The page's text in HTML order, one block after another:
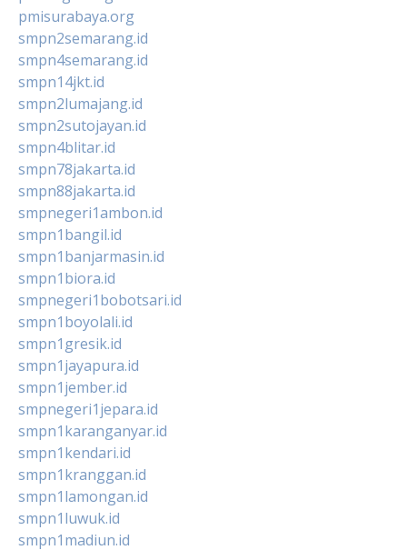
pmisurabaya.org
smpn2semarang.id
smpn4semarang.id
smpn14jkt.id
smpn2lumajang.id
smpn2sutojayan.id
smpn4blitar.id
smpn78jakarta.id
smpn88jakarta.id
smpnegeri1ambon.id
smpn1bangil.id
smpn1banjarmasin.id
smpn1biora.id
smpnegeri1bobotsari.id
smpn1boyolali.id
smpn1gresik.id
smpn1jayapura.id
smpn1jember.id
smpnegeri1jepara.id
smpn1karanganyar.id
smpn1kendari.id
smpn1kranggan.id
smpn1lamongan.id
smpn1luwuk.id
smpn1madiun.id